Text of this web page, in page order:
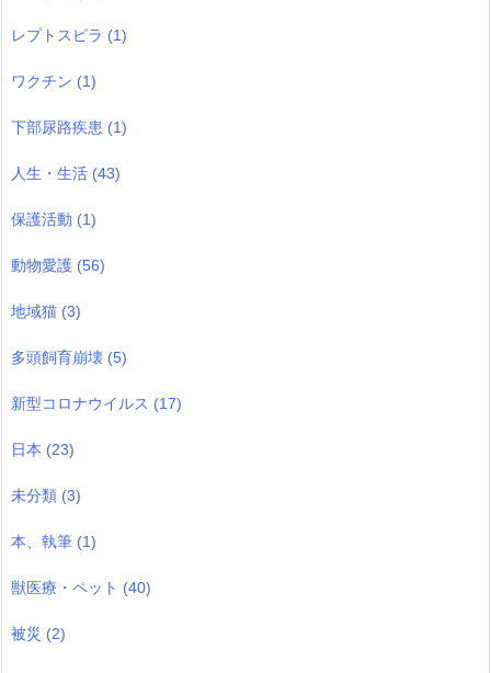
レプトスピラ (1)
ワクチン (1)
下部尿路疾患 (1)
人生・生活 (43)
保護活動 (1)
動物愛護 (56)
地域猫 (3)
多頭飼育崩壊 (5)
新型コロナウイルス (17)
日本 (23)
未分類 (3)
本、執筆 (1)
獣医療・ペット (40)
被災 (2)